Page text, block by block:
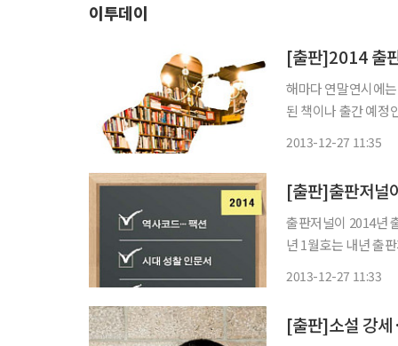
이투데이
해마다 연말연시에
된 책이나 출간 예정
2013-12-27 11:35
[출판]출판저널
출판저널이 2014년
년 1월호는 내년 출
2013-12-27 11:33
[출판]소설 강